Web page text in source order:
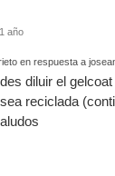
1 año
en respuesta a
diluir el
reciclada